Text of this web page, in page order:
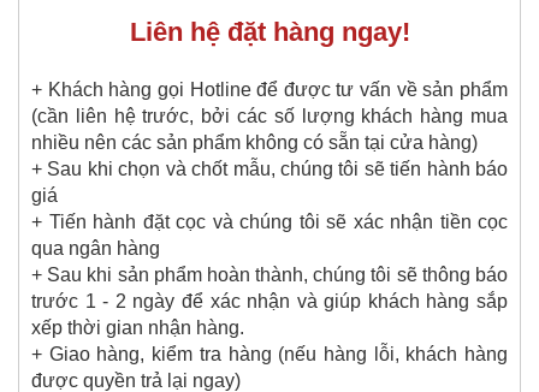
Liên hệ đặt hàng ngay!
+ Khách hàng gọi Hotline để được tư vấn về sản phẩm
(cần liên hệ trước, bởi các số lượng khách hàng mua
nhiều nên các sản phẩm không có sẵn tại cửa hàng)
+ Sau khi chọn và chốt mẫu, chúng tôi sẽ tiến hành báo
giá
+ Tiến hành đặt cọc và chúng tôi sẽ xác nhận tiền cọc
qua ngân hàng
+ Sau khi sản phẩm hoàn thành, chúng tôi sẽ thông báo
trước 1 - 2 ngày để xác nhận và giúp khách hàng sắp
xếp thời gian nhận hàng.
+ Giao hàng, kiểm tra hàng (nếu hàng lỗi, khách hàng
được quyền trả lại ngay)